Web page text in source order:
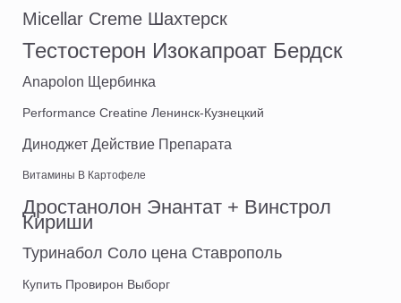
Micellar Creme Шахтерск
Тестостерон Изокапроат Бердск
Anapolon Щербинка
Performance Creatine Ленинск-Кузнецкий
Диноджет Действие Препарата
Витамины В Картофеле
Дростанолон Энантат + Винстрол
Кириши
Туринабол Соло цена Ставрополь
Купить Провирон Выборг